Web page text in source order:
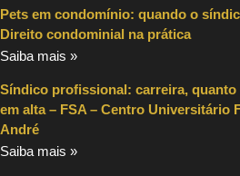
Pets em condomínio: quando o
Direito condominial na prática
Saiba mais »
Síndico profissional: carreira, quanto
em alta – FSA – Centro Universitário
André
Saiba mais »